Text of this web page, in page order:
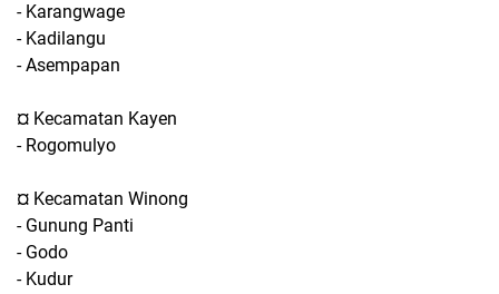
- Karangwage
- Kadilangu
- Asempapan
¤ Kecamatan Kayen
- Rogomulyo
¤ Kecamatan Winong
- Gunung Panti
- Godo
- Kudur